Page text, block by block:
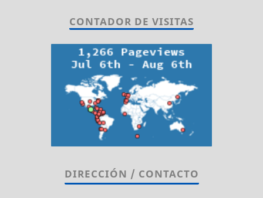
CONTADOR DE VISITAS
DIRECCIÓN / CONTACTO